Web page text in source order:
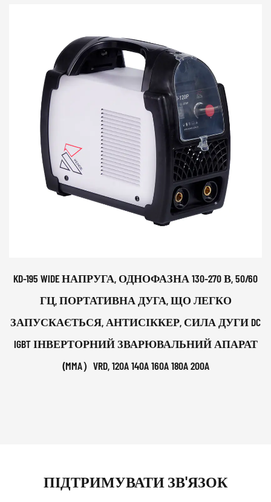
KD-195 WIDE НАПРУГА, ОДНОФАЗНА 130-270 В, 50/60
ГЦ, ПОРТАТИВНА ДУГА, ЩО ЛЕГКО
ЗАПУСКАЄТЬСЯ, АНТИСІККЕР, СИЛА ДУГИ DC
IGBT ІНВЕРТОРНИЙ ЗВАРЮВАЛЬНИЙ АПАРАТ
(MMA）VRD, 120A 140A 160A 180A 200A
ПІДТРИМУВАТИ ЗВ'ЯЗОК